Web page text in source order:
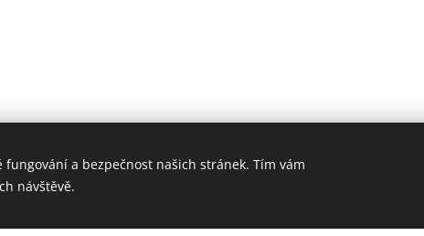
a bezpečnost našich stránek. Tím vám
návštěvě.